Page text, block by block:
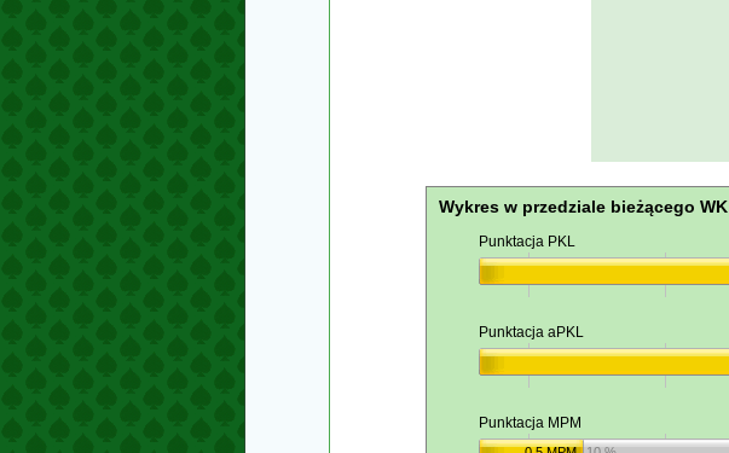
Wykres w przedziale bieżącego WK
Punktacja PKL
Punktacja aPKL
Punktacja MPM